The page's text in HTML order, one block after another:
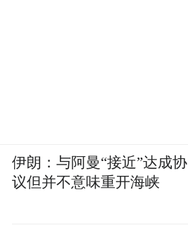
伊朗：与阿曼“接近”达成协
议但并不意味重开海峡